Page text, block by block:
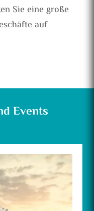
Sie eine große
auf
Events